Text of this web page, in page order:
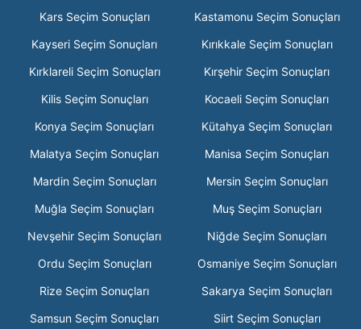
Kars Seçim Sonuçları
Kastamonu Seçim Sonuçları
Kayseri Seçim Sonuçları
Kırıkkale Seçim Sonuçları
Kırklareli Seçim Sonuçları
Kırşehir Seçim Sonuçları
Kilis Seçim Sonuçları
Kocaeli Seçim Sonuçları
Konya Seçim Sonuçları
Kütahya Seçim Sonuçları
Malatya Seçim Sonuçları
Manisa Seçim Sonuçları
Mardin Seçim Sonuçları
Mersin Seçim Sonuçları
Muğla Seçim Sonuçları
Muş Seçim Sonuçları
Nevşehir Seçim Sonuçları
Niğde Seçim Sonuçları
Ordu Seçim Sonuçları
Osmaniye Seçim Sonuçları
Rize Seçim Sonuçları
Sakarya Seçim Sonuçları
Samsun Seçim Sonuçları
Siirt Seçim Sonuçları